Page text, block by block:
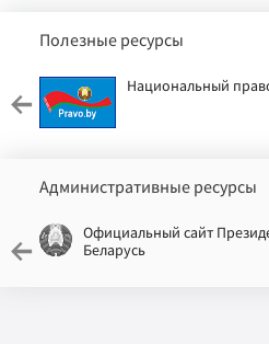
Полезные ресурсы
Национальный
Административные ресурсы
Официальный сайт
Беларусь